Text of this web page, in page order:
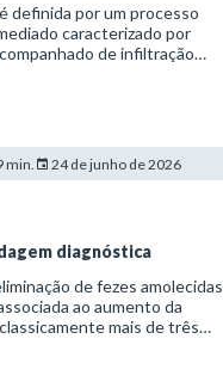
definida por um processo
caracterizado por
de infiltração
do refluxo gastr
min. 24 de junho de 2026
diagnóstica
de fezes amolecidas
ao aumento da
mais de três
fezes costuma s